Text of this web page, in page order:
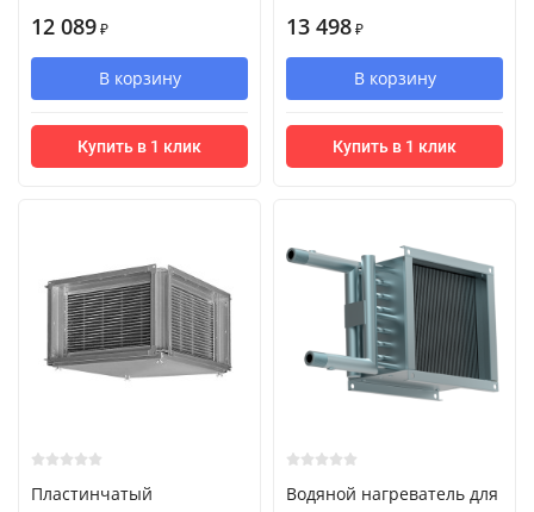
12 089 ₽
В корзину
Купить в 1 клик
13 498 ₽
В корзину
Купить в 1 клик
Пластинчатый
Водяной нагреватель для